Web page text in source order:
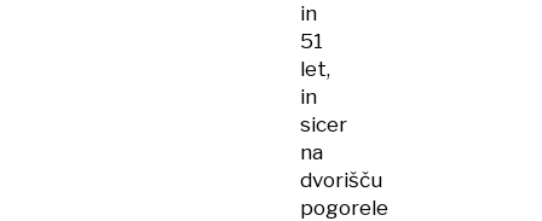
in
51
let,
in
sicer
na
dvorišču
pogorele